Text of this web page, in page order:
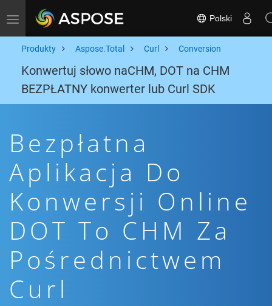
Toggle navigation Polski
Produkty Aspose.Total Curl Conversion
Konwertuj słowo naCHM, DOT na CHM
BEZPŁATNY konwerter lub Curl SDK
Bezpłatna
Aplikacja Do
Konwersji Online
DOT To CHM Za
Pośrednictwem
Curl